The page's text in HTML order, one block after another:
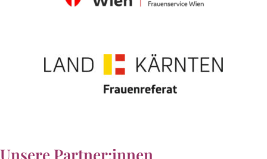
Unsere Partner:innen